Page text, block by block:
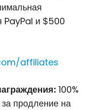
PayPal и $500
affiliates
100%
продление на